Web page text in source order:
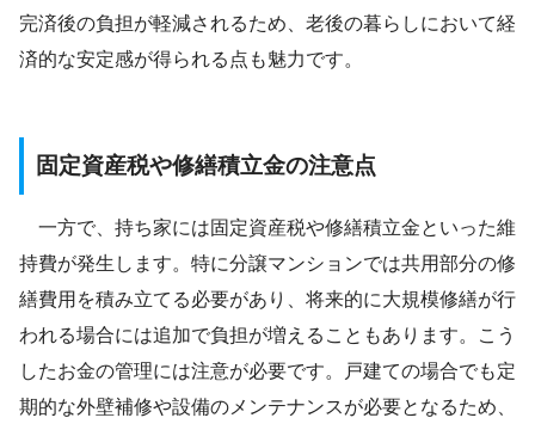
完済後の負担が軽減されるため、老後の暮らしにおいて経
済的な安定感が得られる点も魅力です。
固定資産税や修繕積立金の注意点
一方で、持ち家には固定資産税や修繕積立金といった維
持費が発生します。特に分譲マンションでは共用部分の修
繕費用を積み立てる必要があり、将来的に大規模修繕が行
われる場合には追加で負担が増えることもあります。こう
したお金の管理には注意が必要です。戸建ての場合でも定
期的な外壁補修や設備のメンテナンスが必要となるため、